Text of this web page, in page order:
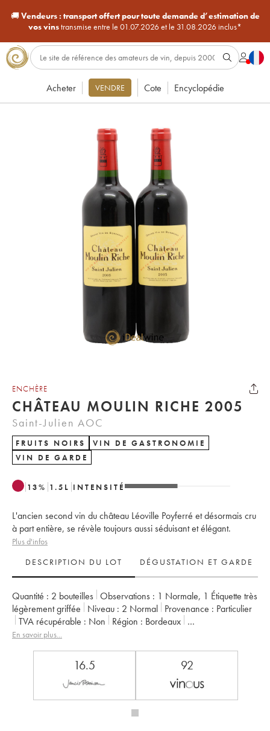
🚚Vendeurs : transport offert pour toute demande d’estimation de
vos vinstransmise entre le 01.07.2026 et le 31.08.2026 inclus*
Acheter VENDRE Cote Encyclopédie
ENCHÈRE
CHÂTEAU MOULIN RICHE 2005
Saint-Julien AOC
FRUITS NOIRS
VIN DE GASTRONOMIE
VIN DE GARDE
13% 1.5 L INTENSITÉ
L'ancien second vin du château Léoville Poyferré et désormais cru
à part entière, se révèle toujours aussi séduisant et élégant.
Plus d'infos
DESCRIPTION DU LOT
DÉGUSTATION ET GARDE
Quantité : 2 bouteilles Observations : 1 Normale, 1 Étiquette très
légèrement griffée
Niveau : 2 Normal Provenance : particulier
TVA récupérable :
non Région :
Bordeaux
Appellation :
En savoir plus...
16.5 92